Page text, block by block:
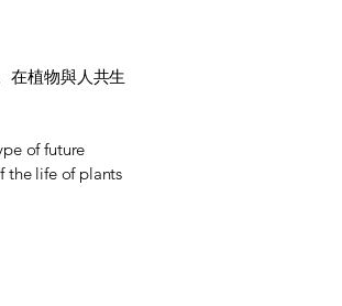
在植物與人共生
of future
the life of plants